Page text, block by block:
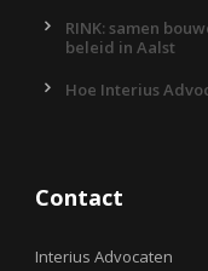
RINK: samen
beleid in Aalst
Hoe Interius
Contact
Interius Advocaten